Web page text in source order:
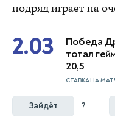
подряд играет на
2.03
Победа
тотал
20,5
СТАВКА НА
Зайдёт ?